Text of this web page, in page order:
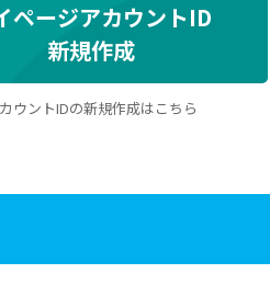
ページアカウントID
新規作成
ウントIDの新規作成はこちら